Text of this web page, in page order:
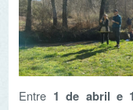
Entre1 de abril e 17
todos os grupos do
campanha de
calendário. A